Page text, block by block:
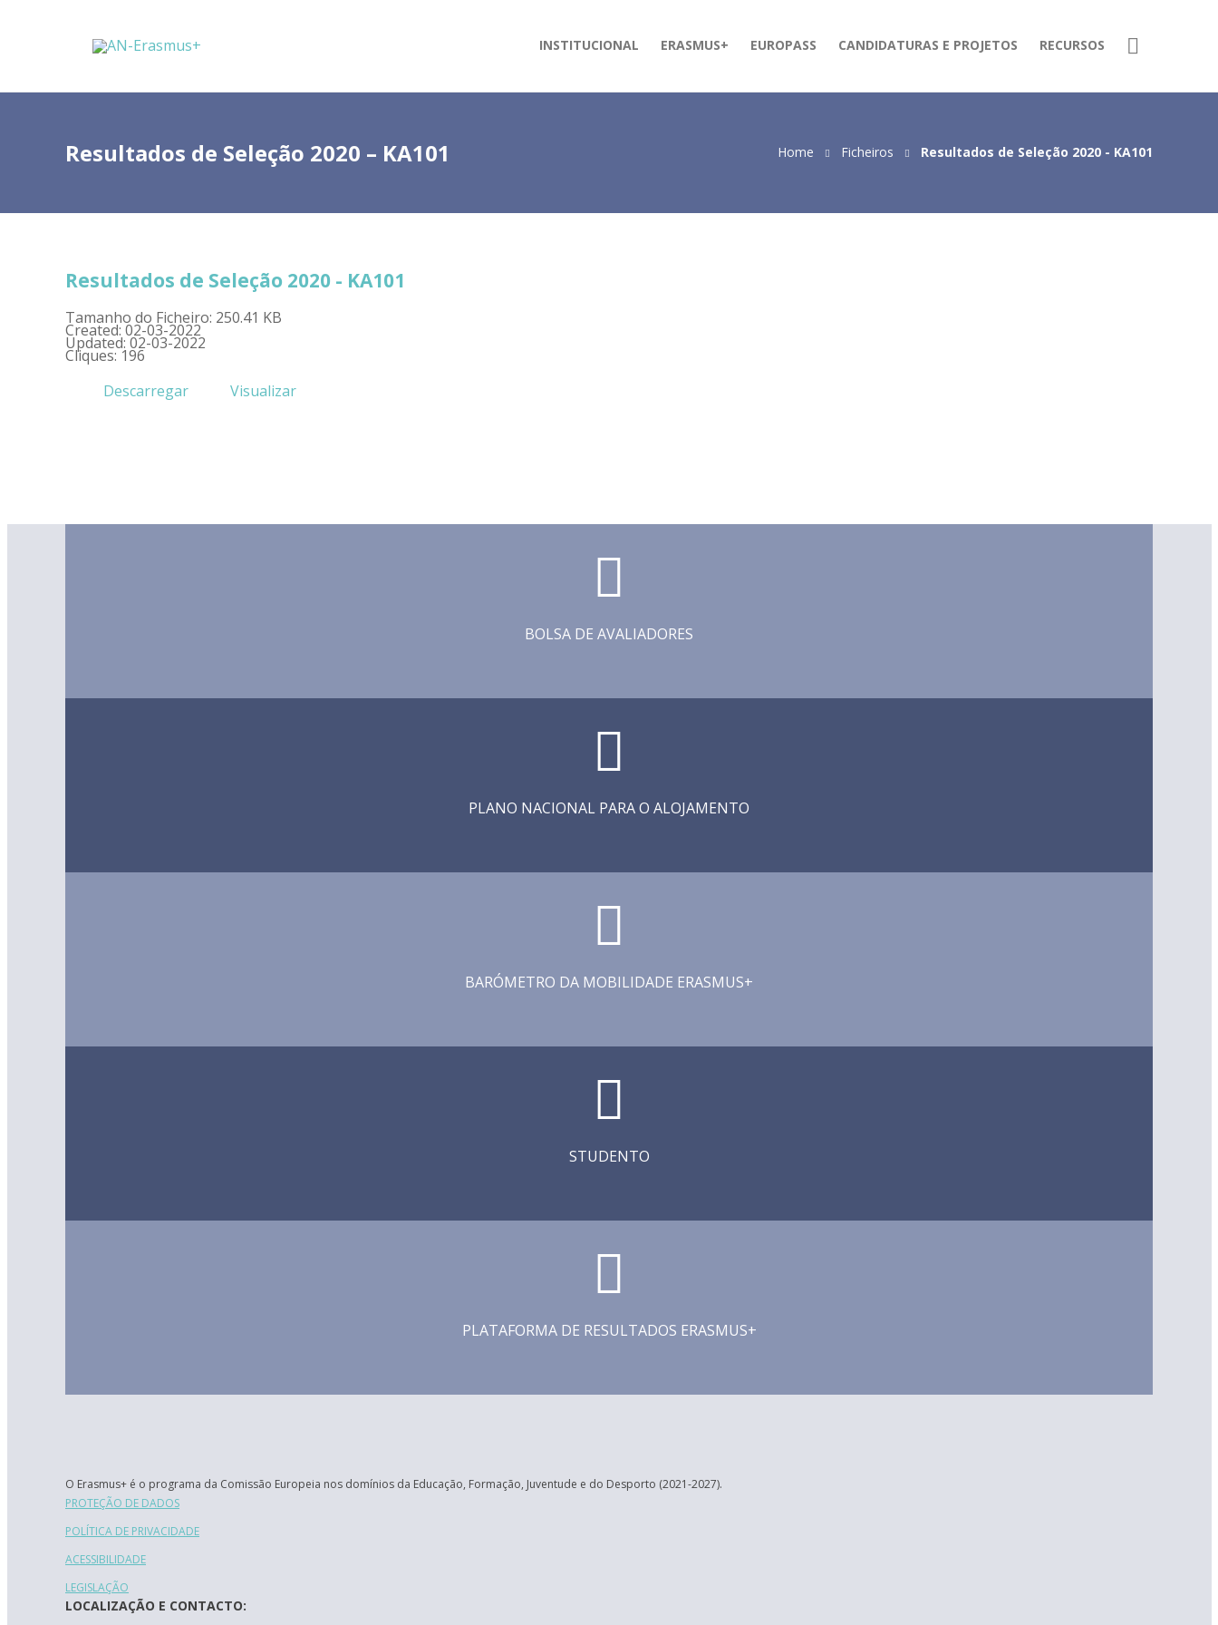
INSTITUCIONAL ERASMUS+ EUROPASS CANDIDATURAS E PROJETOS RECURSOS
Resultados de Seleção 2020 – KA101 Home Ficheiros Resultados de Seleção 2020 - KA101
Resultados de Seleção 2020 - KA101
Tamanho do Ficheiro: 250.41 KB
Created: 02-03-2022
Updated: 02-03-2022
Cliques: 196
Descarregar
Visualizar
BOLSA DE AVALIADORES
PLANO NACIONAL PARA O ALOJAMENTO
BARÓMETRO DA MOBILIDADE ERASMUS+
STUDENTO
PLATAFORMA DE RESULTADOS ERASMUS+
O Erasmus+ é o programa da Comissão Europeia nos domínios da Educação, Formação, Juventude e do Desporto (2021-2027).
PROTEÇÃO DE DADOS
POLÍTICA DE PRIVACIDADE
ACESSIBILIDADE
LEGISLAÇÃO
LOCALIZAÇÃO E CONTACTO: